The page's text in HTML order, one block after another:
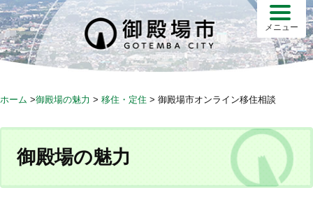
S
k
i
p
o
メニュー
ホーム >御殿場の魅力 > 移住・定住 > 御殿場市オンライン移住相談
御殿場の魅力